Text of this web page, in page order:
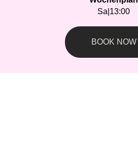
Sa 13:00
BOOK NOW